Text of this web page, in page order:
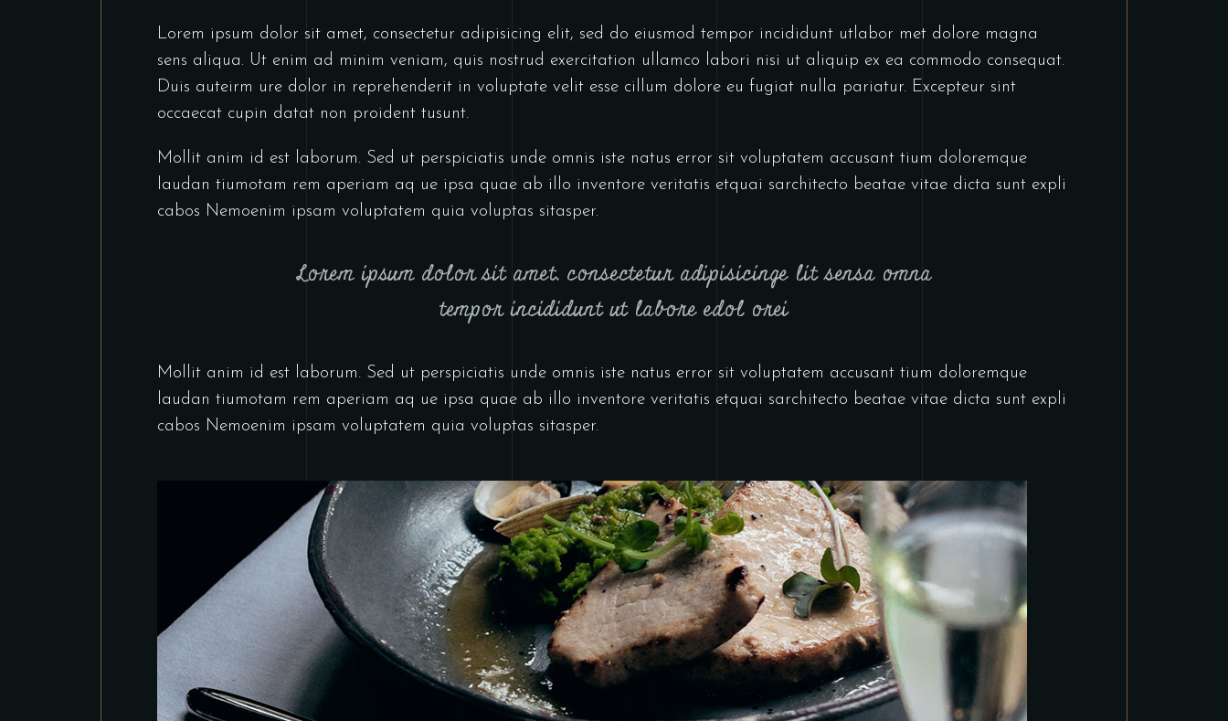
Lorem ipsum dolor sit amet, consectetur adipisicing elit, sed do eiusmod tempor incididunt utlabor met dolore magna
sens aliqua. Ut enim ad minim veniam, quis nostrud exercitation ullamco labori nisi ut aliquip ex ea commodo consequat.
Duis auteirm ure dolor in reprehenderit in voluptate velit esse cillum dolore eu fugiat nulla pariatur. Excepteur sint
occaecat cupin datat non proident tusunt.
Mollit anim id est laborum. Sed ut perspiciatis unde omnis iste natus error sit voluptatem accusant tium doloremque
laudan tiumotam rem aperiam aq ue ipsa quae ab illo inventore veritatis etquai sarchitecto beatae vitae dicta sunt expli
cabos Nemoenim ipsam voluptatem quia voluptas sitasper.
Lorem ipsum dolor sit amet, consectetur adipisicinge lit sensa omna
tempor incididunt ut labore edol orei
Mollit anim id est laborum. Sed ut perspiciatis unde omnis iste natus error sit voluptatem accusant tium doloremque
laudan tiumotam rem aperiam aq ue ipsa quae ab illo inventore veritatis etquai sarchitecto beatae vitae dicta sunt expli
cabos Nemoenim ipsam voluptatem quia voluptas sitasper.